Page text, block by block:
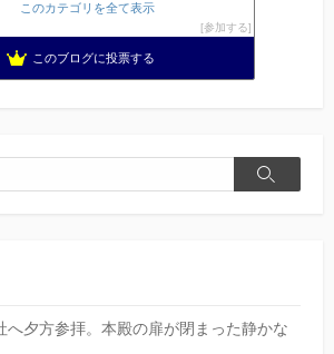
このカテゴリを全て表示
参加する
このブログに投票する
検
へ夕方参拝。本殿の扉が閉まった静かな